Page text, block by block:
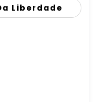
Liberdade